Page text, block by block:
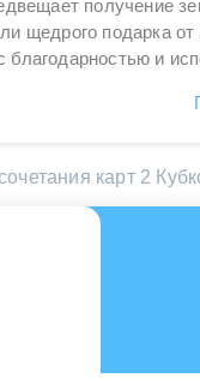
получение
щедрого подарка
и
карт 2